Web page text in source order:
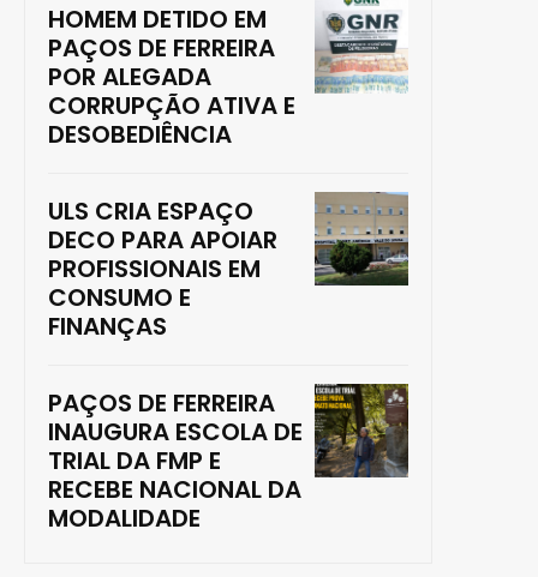
HOMEM DETIDO EM
PAÇOS DE FERREIRA
POR ALEGADA
CORRUPÇÃO ATIVA E
DESOBEDIÊNCIA
ULS CRIA ESPAÇO
DECO PARA APOIAR
PROFISSIONAIS EM
CONSUMO E
FINANÇAS
PAÇOS DE FERREIRA
INAUGURA ESCOLA DE
TRIAL DA FMP E
RECEBE NACIONAL DA
MODALIDADE